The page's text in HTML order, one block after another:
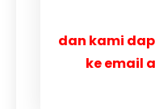
dan kami
ke email